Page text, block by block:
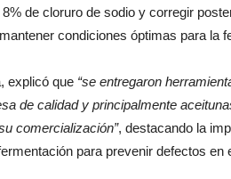
de cloruro de sodio y corregir
condiciones óptimas para la
explicó que “se entregaron
de calidad y principalmente
comercialización”, destacando la
para prevenir defectos en